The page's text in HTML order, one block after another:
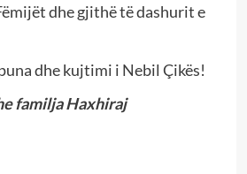
dhe gjithë të dashurit e
dhe kujtimi i Nebil Çikës!
familja Haxhiraj